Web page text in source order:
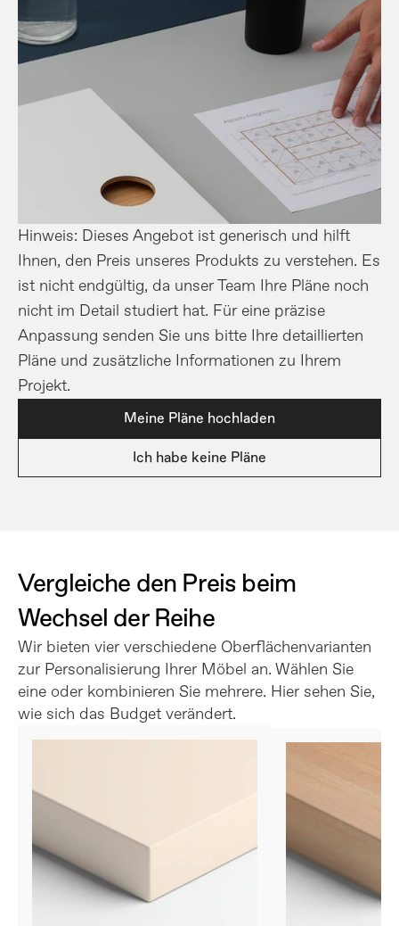
Hinweis: Dieses Angebot ist generisch und hilft
Ihnen, den Preis unseres Produkts zu verstehen. Es
ist nicht endgültig, da unser Team Ihre Pläne noch
nicht im Detail studiert hat. Für eine präzise
Anpassung senden Sie uns bitte Ihre detaillierten
Pläne und zusätzliche Informationen zu Ihrem
Projekt.
Ich habe keine Pläne
Meine Pläne hochladen
Vergleiche den Preis beim
Wechsel der Reihe
Wir bieten vier verschiedene Oberflächenvarianten
zur Personalisierung Ihrer Möbel an. Wählen Sie
eine oder kombinieren Sie mehrere. Hier sehen Sie,
wie sich das Budget verändert.